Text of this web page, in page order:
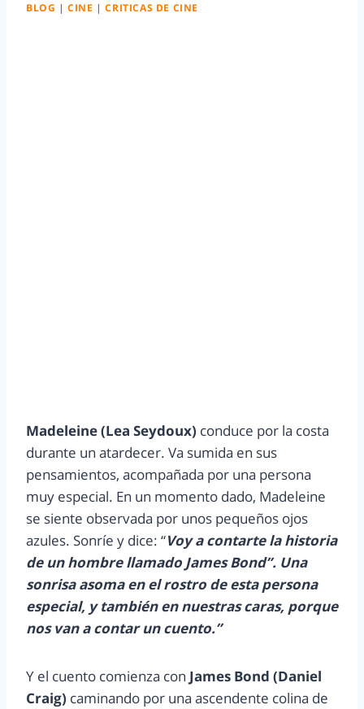
BLOG |CINE |CRITICAS DE CINE
Madeleine (Lea Seydoux) conduce por la costa
durante un atardecer. Va sumida en sus
pensamientos, acompañada por una persona
muy especial. En un momento dado, Madeleine
se siente observada por unos pequeños ojos
azules. Sonríe y dice: “Voy a contarte la historia
de un hombre llamado James Bond”. Una
sonrisa asoma en el rostro de esta persona
especial, y también en nuestras caras, porque
nos van a contar un cuento.”
Y el cuento comienza con James Bond (Daniel
Craig) caminando por una ascendente colina de